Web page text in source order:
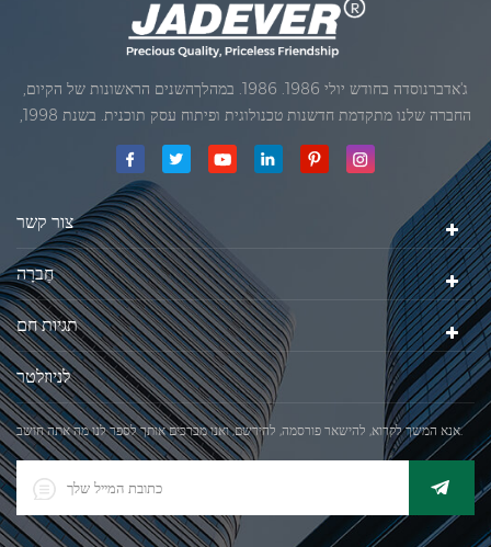
ג'אדברנוסדה בחודש יולי 1986. 1986. במהלךהשנים הראשונות של הקיום,
החברה שלנו מתקדמת חדשנות טכנולוגית ופיתוח עסק תוכנית. בשנת 1998,
החברה שלנו השיגה את המטרה האיכותי, כאשר הראשון של המוצרים שלנו
ג'אדברסולם ושות 'בע"מהיה
צור קשר
חֶברָה
תגיות חם
לניוזלטר
אנא המשך לקרוא, להישאר פורסמה, להירשם, ואנו מברכים אותך לספר לנו מה אתה חושב.